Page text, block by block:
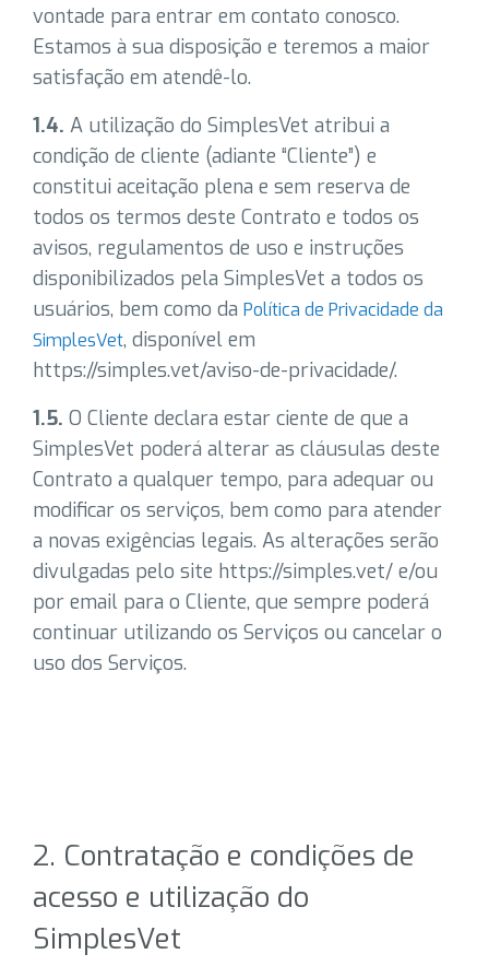
vontade para entrar em contato conosco.
Estamos à sua disposição e teremos a maior
satisfação em atendê-lo.
1.4. A utilização do SimplesVet atribui a
condição de cliente (adiante “Cliente”) e
constitui aceitação plena e sem reserva de
todos os termos deste Contrato e todos os
avisos, regulamentos de uso e instruções
disponibilizados pela SimplesVet a todos os
usuários, bem como da Política de Privacidade da
SimplesVet, disponível em
https://simples.vet/aviso-de-privacidade/.
1.5. O Cliente declara estar ciente de que a
SimplesVet poderá alterar as cláusulas deste
Contrato a qualquer tempo, para adequar ou
modificar os serviços, bem como para atender
a novas exigências legais. As alterações serão
divulgadas pelo site https://simples.vet/ e/ou
por email para o Cliente, que sempre poderá
continuar utilizando os Serviços ou cancelar o
uso dos Serviços.
2. Contratação e condições de
acesso e utilização do
SimplesVet